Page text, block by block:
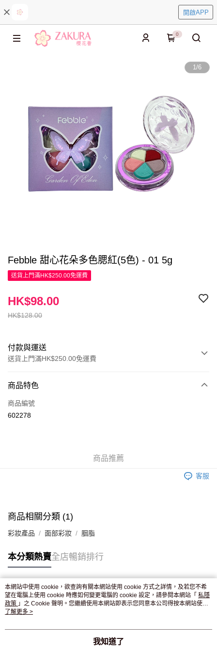
開啟APP
0
1/6
Febble 甜心花朵多色腮紅(5色) - 01 5g
送貨上門滿HK$250.00免運費
HK$128.00
HK$98.00
付款與運送
送貨上門滿HK$250.00免運費
信用卡
Apple Pay
付款後門市自取，訂單確認後2-4個工作天到店，7天內取。逾期後
商品特色
商品編號
602278
商品推薦
客服
商品相關分類 (1)
彩妝產品 面部彩妝 胭脂
本分類熱賣全店暢銷排行
熱門標籤
熱銷排行
本網站中使用 cookie，欲查詢有關本網站使用 cookie 方式之詳情，及若您不希
望在電腦上使用 cookie 時應如何變更電腦的 cookie 設定，請參閱本網站「 私隱
政策 」之 Cookie 聲明。您繼續使用本網站即表示您同意本公司得按本網站使用
條款之 Cookie 聲明使用 cookie。
了解更多 >
我知道了